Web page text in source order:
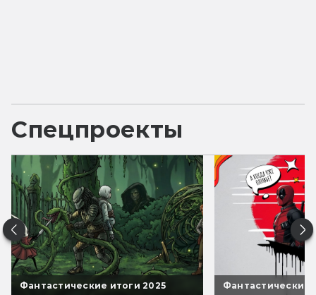
Спецпроекты
Фантастические итоги 2025 Фантастические